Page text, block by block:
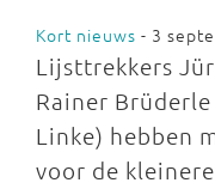
Kort nieuws - 3
Lijsttrekkers
Rainer Brüderle
Linke) hebben
voor de